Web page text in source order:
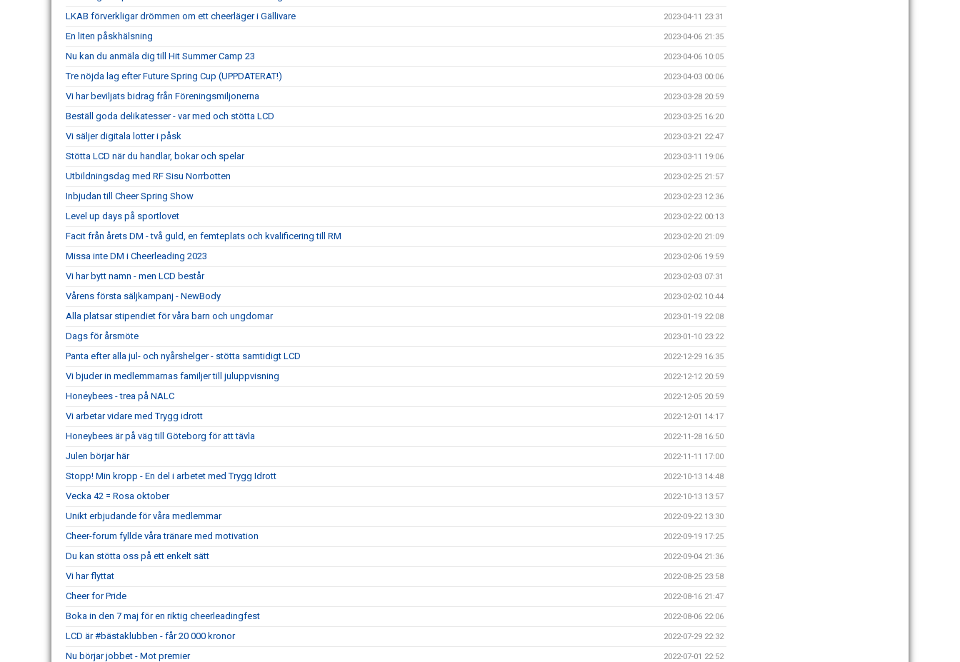
LKAB förverkligar drömmen om ett cheerläger i Gällivare 2023-04-11 23:31
En liten påskhälsning 2023-04-06 21:35
Nu kan du anmäla dig till Hit Summer Camp 23 2023-04-06 10:05
Tre nöjda lag efter Future Spring Cup (UPPDATERAT!) 2023-04-03 00:06
Vi har beviljats bidrag från Föreningsmiljonerna 2023-03-28 20:59
Beställ goda delikatesser - var med och stötta LCD 2023-03-25 16:20
Vi säljer digitala lotter i påsk 2023-03-21 22:47
Stötta LCD när du handlar, bokar och spelar 2023-03-11 19:06
Utbildningsdag med RF Sisu Norrbotten 2023-02-25 21:57
Inbjudan till Cheer Spring Show 2023-02-23 12:36
Level up days på sportlovet 2023-02-22 00:13
Facit från årets DM - två guld, en femteplats och kvalificering till RM 2023-02-20 21:09
Missa inte DM i Cheerleading 2023 2023-02-06 19:59
Vi har bytt namn - men LCD består 2023-02-03 07:31
Vårens första säljkampanj - NewBody 2023-02-02 10:44
Alla platsar stipendiet för våra barn och ungdomar 2023-01-19 22:08
Dags för årsmöte 2023-01-10 23:22
Panta efter alla jul- och nyårshelger - stötta samtidigt LCD 2022-12-29 16:35
Vi bjuder in medlemmarnas familjer till juluppvisning 2022-12-12 20:59
Honeybees - trea på NALC 2022-12-05 20:59
Vi arbetar vidare med Trygg idrott 2022-12-01 14:17
Honeybees är på väg till Göteborg för att tävla 2022-11-28 16:50
Julen börjar här 2022-11-11 17:00
Stopp! Min kropp - En del i arbetet med Trygg Idrott 2022-10-13 14:48
Vecka 42 = Rosa oktober 2022-10-13 13:57
Unikt erbjudande för våra medlemmar 2022-09-22 13:30
Cheer-forum fyllde våra tränare med motivation 2022-09-19 17:25
Du kan stötta oss på ett enkelt sätt 2022-09-04 21:36
Vi har flyttat 2022-08-25 23:58
Cheer for Pride 2022-08-16 21:47
Boka in den 7 maj för en riktig cheerleadingfest 2022-08-06 22:06
LCD är #bästaklubben - får 20 000 kronor 2022-07-29 22:32
Nu börjar jobbet - Mot premier 2022-07-01 22:52